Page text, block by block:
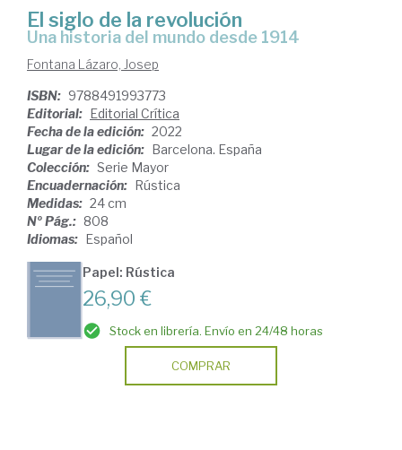
El siglo de la revolución
una historia del mundo desde 1914
Fontana Lázaro, Josep
ISBN: 9788491993773
Editorial: Editorial Crítica
Fecha de la edición: 2022
Lugar de la edición: Barcelona. España
Colección: Serie Mayor
Encuadernación: Rústica
Medidas: 24 cm
Nº Pág.: 808
Idiomas: Español
Papel: Rústica
26,90 €
Stock en librería. Envío en 24/48 horas
COMPRAR